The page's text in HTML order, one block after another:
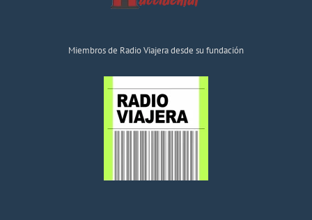
Miembros de Radio Viajera desde su fundación